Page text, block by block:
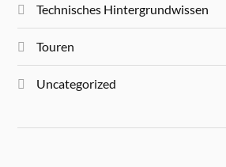
Technisches Hintergrundwissen
Touren
Uncategorized